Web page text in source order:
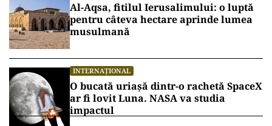
Al-Aqsa, fitilul Ierusalimului: o luptă
pentru câteva hectare aprinde lumea
musulmană
INTERNAȚIONAL
O bucată uriașă dintr-o rachetă SpaceX
ar fi lovit Luna. NASA va studia
impactul